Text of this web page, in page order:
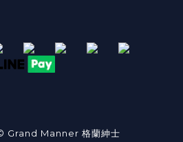
Grand Manner 格蘭紳士